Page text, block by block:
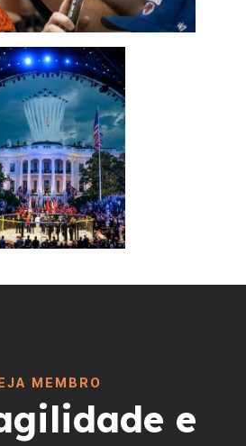
MEMBRO
e